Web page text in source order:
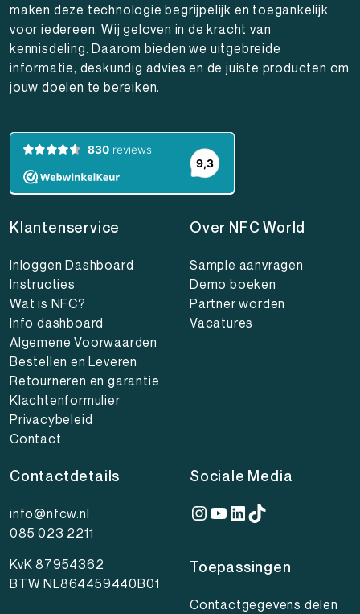
maken deze technologie begrijpelijk en toegankelijk
voor iedereen. Wij geloven in de kracht van
kennisdeling. Daarom bieden we uitgebreide
informatie, deskundig advies en de juiste producten om
jouw doelen te bereiken.
Klantenservice
Inloggen Dashboard
Instructies
Wat is NFC?
Info dashboard
Algemene Voorwaarden
Bestellen en Leveren
Retourneren en garantie
Klachtenformulier
Privacybeleid
Contact
Over NFC World
Sample aanvragen
Demo boeken
Partner worden
Vacatures
Contactdetails
info@nfcw.nl
085 023 2211
KvK 87954362
BTW NL864459440B01
Sociale Media
Instagram
YouTube
LinkedIn
TikTok
Toepassingen
Contactgegevens delen